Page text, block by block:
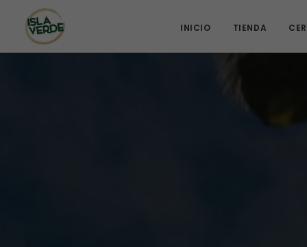
INICIO TIENDA